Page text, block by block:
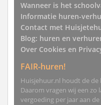
Wanneer is het
Informatie huren-
Contact met
Blog: huren en
Over Cookies en
FAIR-huren!
Huisjehuur.nl houdt de de
Daarom vragen wij een zo
vergoeding per jaar aan